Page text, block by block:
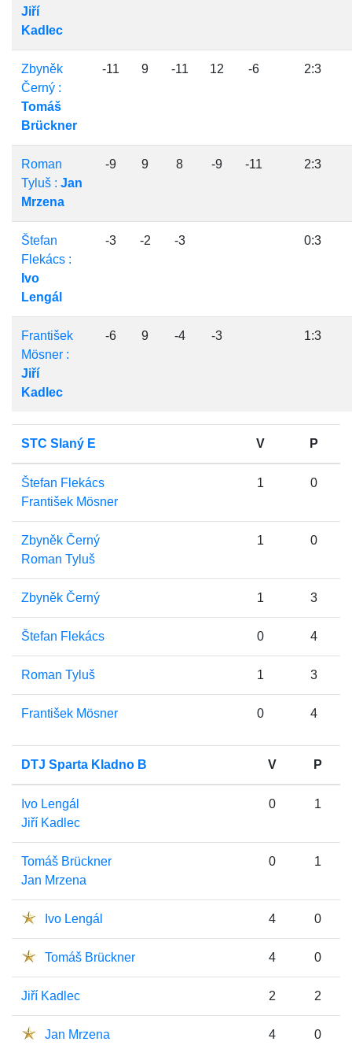
Jiří
Kadlec
Zbyněk
Černý :
Tomáš
Brückner
-11 9 -11 12 -6 2:3
Roman
Tyluš : Jan
Mrzena
-9 9 8 -9 -11 2:3
Štefan
Flekács :
Ivo
Lengál
-3 -2 -3 0:3
František
Mösner :
Jiří
Kadlec
-6 9 -4 -3 1:3
STC Slaný E V P
Štefan Flekács
František Mösner
1 0
Zbyněk Černý
Roman Tyluš
1 0
Zbyněk Černý 1 3
Štefan Flekács 0 4
Roman Tyluš 1 3
František Mösner 0 4
DTJ Sparta Kladno B V P
Ivo Lengál
Jiří Kadlec
0 1
Tomáš Brückner
Jan Mrzena
0 1
Ivo Lengál 4 0
Tomáš Brückner 4 0
Jiří Kadlec 2 2
Jan Mrzena 4 0